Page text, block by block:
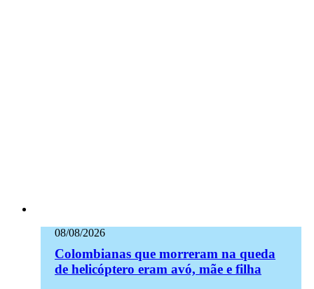
08/08/2026
Colombianas que morreram na queda
de helicóptero eram avó, mãe e filha